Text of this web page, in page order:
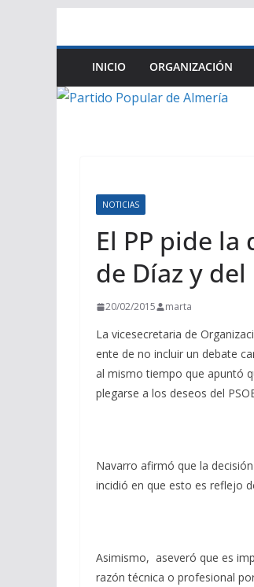
contenido
INICIO ORGANIZACIÓN
NOTICIAS
El PP pide
de Díaz y del
20/02/2015 marta
La vicesecretaria de
ente de no incluir un debate
al mismo tiempo que apuntó
plegarse a los deseos del
Navarro afirmó que la
incidió en que esto es reflejo
Asimismo, aseveró que es
razón técnica o profesional